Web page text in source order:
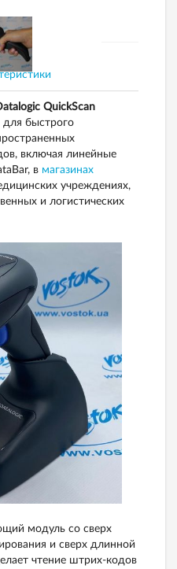
QuickScan
для быстрого
включая линейные
в магазинах
учреждениях,
и логистических
модуль со сверх
и сверх длинной
чтение штрих-кодов